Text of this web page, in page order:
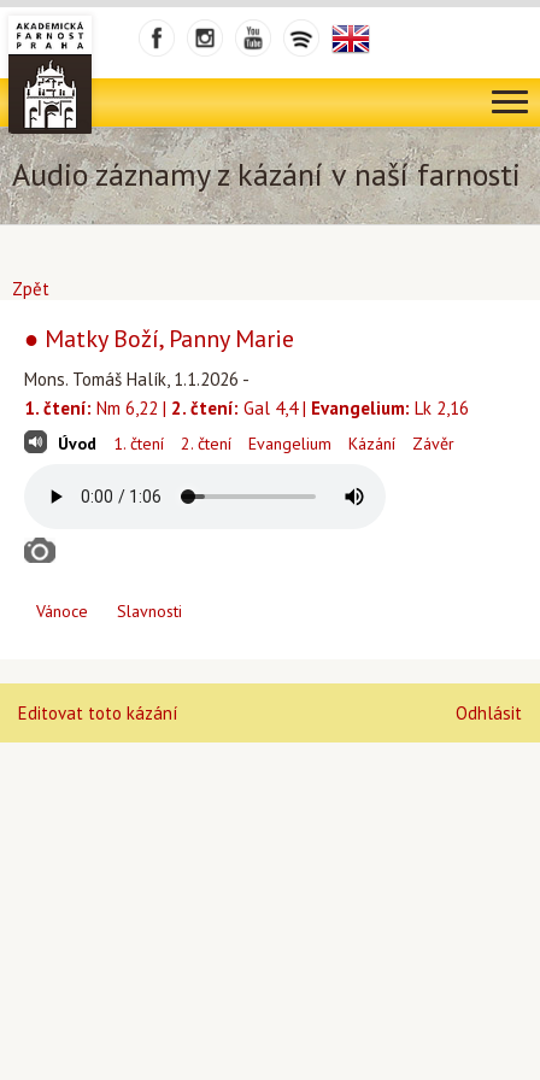
Audio záznamy z kázání v naší farnosti
Zpět
● Matky Boží, Panny Marie
Mons. Tomáš Halík, 1.1.2026 -
1. čtení: Nm 6,22 | 2. čtení: Gal 4,4 | Evangelium: Lk 2,16
Úvod 1. čtení 2. čtení Evangelium Kázání Závěr
Vánoce Slavnosti
Editovat toto kázání Odhlásit